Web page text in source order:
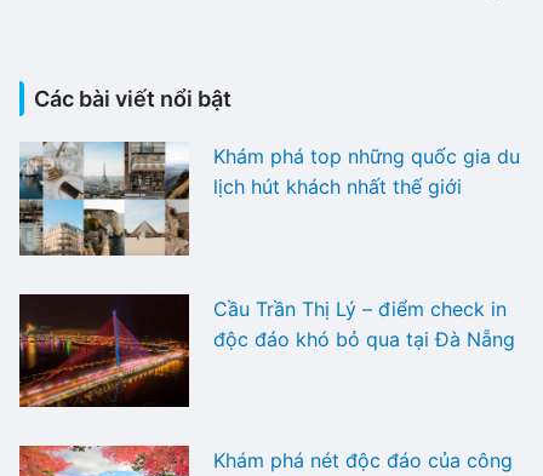
Các bài viết nổi bật
Khám phá top những quốc gia du
lịch hút khách nhất thế giới
Cầu Trần Thị Lý – điểm check in
độc đáo khó bỏ qua tại Đà Nẵng
Khám phá nét độc đáo của công